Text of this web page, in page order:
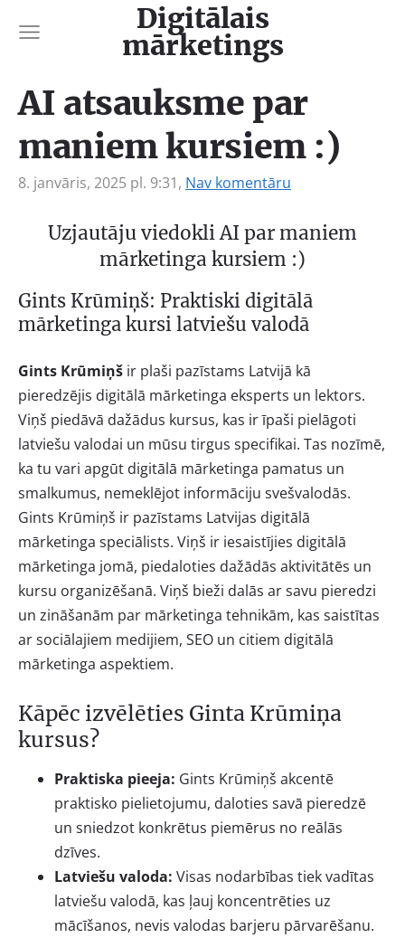
Digitālais
mārketings
AI atsauksme par
maniem kursiem :)
8. janvāris, 2025 pl. 9:31, Nav komentāru
Uzjautāju viedokli AI par maniem
mārketinga kursiem :)
Gints Krūmiņš: Praktiski digitālā
mārketinga kursi latviešu valodā
Gints Krūmiņš ir plaši pazīstams Latvijā kā
pieredzējis digitālā mārketinga eksperts un lektors.
Viņš piedāvā dažādus kursus, kas ir īpaši pielāgoti
latviešu valodai un mūsu tirgus specifikai. Tas nozīmē,
ka tu vari apgūt digitālā mārketinga pamatus un
smalkumus, nemeklējot informāciju svešvalodās.
Gints Krūmiņš ir pazīstams Latvijas digitālā
mārketinga speciālists. Viņš ir iesaistījies digitālā
mārketinga jomā, piedaloties dažādās aktivitātēs un
kursu organizēšanā. Viņš bieži dalās ar savu pieredzi
un zināšanām par mārketinga tehnikām, kas saistītas
ar sociālajiem medijiem, SEO un citiem digitālā
mārketinga aspektiem.
Kāpēc izvēlēties Ginta Krūmiņa
kursus?
Praktiska pieeja: Gints Krūmiņš akcentē
praktisko pielietojumu, daloties savā pieredzē
un sniedzot konkrētus piemērus no reālās
dzīves.
Latviešu valoda: Visas nodarbības tiek vadītas
latviešu valodā, kas ļauj koncentrēties uz
mācīšanos, nevis valodas barjeru pārvarēšanu.